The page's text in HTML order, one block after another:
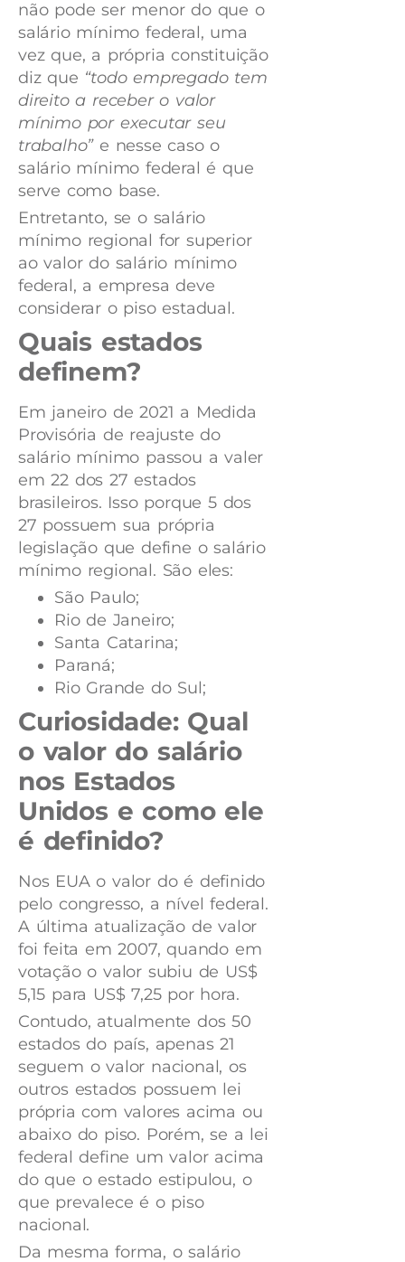
não pode ser menor do que o
salário mínimo federal, uma
vez que, a própria constituição
diz que “todo empregado tem
direito a receber o valor
mínimo por executar seu
trabalho”e nesse caso o
salário mínimo federal é que
serve como base.
Entretanto, se o salário
mínimo regional for superior
ao valor do salário mínimo
federal, a empresa deve
considerar o piso estadual.
Quais estados
definem?
Em janeiro de 2021 a Medida
Provisória de reajuste do
salário mínimo passou a valer
em 22 dos 27 estados
brasileiros. Isso porque 5 dos
27 possuem sua própria
legislação que define o salário
mínimo regional. São eles:
São Paulo;
Rio de Janeiro;
Santa Catarina;
Paraná;
Rio Grande do Sul;
Curiosidade: Qual
o valor do salário
nos Estados
Unidos e como ele
é definido?
Nos EUA o valor do é definido
pelo congresso, a nível federal.
A última atualização de valor
foi feita em 2007, quando em
votação o valor subiu de US$
5,15 para US$ 7,25 por hora.
Contudo, atualmente dos 50
estados do país, apenas 21
seguem o valor nacional, os
outros estados possuem lei
própria com valores acima ou
abaixo do piso. Porém, se a lei
federal define um valor acima
do que o estado estipulou, o
que prevalece é o piso
nacional.
Da mesma forma, o salário